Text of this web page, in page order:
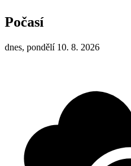
Počasí
dnes, pondělí 10. 8. 2026